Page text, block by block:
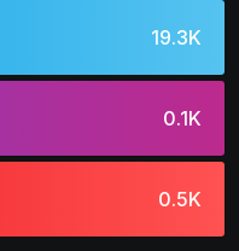
19.3K
0.1K
0.5K